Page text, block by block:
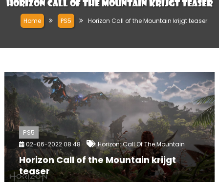
Horizon Call of the Mountain krijgt teaser
Home PS5 Horizon Call of the Mountain krijgt teaser
PS5
02-06-2022 08:48 Horizon: Call Of The Mountain
Horizon Call of the Mountain krijgt
teaser